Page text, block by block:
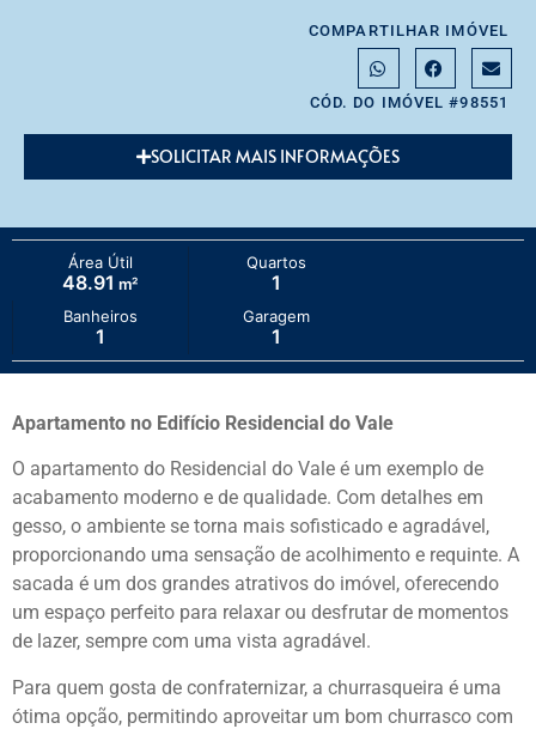
COMPARTILHAR IMÓVEL
CÓD. DO IMÓVEL #98551
SOLICITAR MAIS INFORMAÇÕES
Área Útil
48.91 m²
Quartos
1
Banheiros
1
Garagem
1
Apartamento no Edifício Residencial do Vale
O apartamento do Residencial do Vale é um exemplo de
acabamento moderno e de qualidade. Com detalhes em
gesso, o ambiente se torna mais sofisticado e agradável,
proporcionando uma sensação de acolhimento e requinte. A
sacada é um dos grandes atrativos do imóvel, oferecendo
um espaço perfeito para relaxar ou desfrutar de momentos
de lazer, sempre com uma vista agradável.
Para quem gosta de confraternizar, a churrasqueira é uma
ótima opção, permitindo aproveitar um bom churrasco com